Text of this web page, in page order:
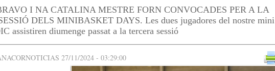
I NA CATALINA MESTRE FORN CONVOCADES PER A LA
DELS MINIBASKET DAYS. Les dues jugadores del nostre mini
assistiren diumenge passat a la tercera sessió
27/11/2024 - 03:29:00